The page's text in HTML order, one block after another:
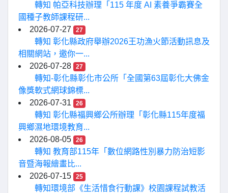
轉知 帕亞科技辦理「115 年度 AI 素養爭霸賽全
國種子教師課程研...
2026-07-27
27
轉知 彰化縣政府舉辦2026王功漁火節活動訊息及
相關網站，邀你一...
2026-07-28
27
轉知-彰化縣彰化市公所「全國第63屆彰化大佛金
像獎軟式網球錦標...
2026-07-31
26
轉知 彰化縣福興鄉公所辦理「彰化縣115年度福
興鄉濕地環境教育...
2026-08-05
26
轉知 教育部115年「數位網路性別暴力防治短影
音暨海報繪畫比...
2026-07-15
25
轉知環境部《生活惜食行動課》校園課程試教活